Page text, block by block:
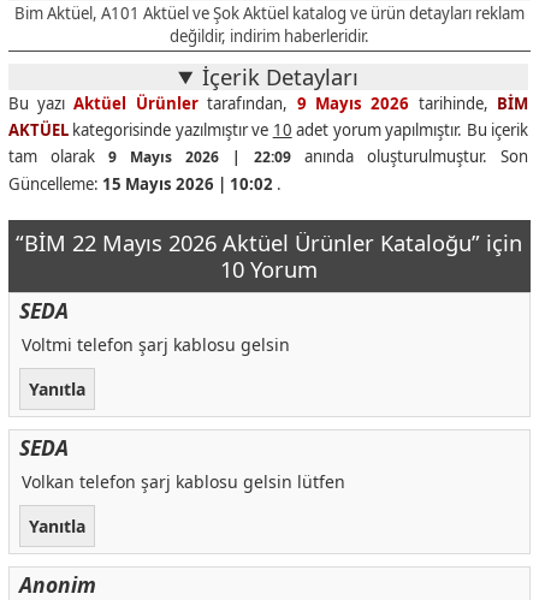
Bim Aktüel, A101 Aktüel ve Şok Aktüel katalog ve ürün detayları reklam
değildir, indirim haberleridir.
İçerik Detayları
Bu yazıAktüel Ürünlertarafından, 9 Mayıs 2026 tarihinde, BİM
AKTÜELkategorisinde yazılmıştır ve 10 adet yorum yapılmıştır. Bu içerik
tam olarak 9 Mayıs 2026 | 22:09anında oluşturulmuştur. Son
Güncelleme: 15 Mayıs 2026 | 10:02 .
“BİM 22 Mayıs 2026 Aktüel Ürünler Kataloğu” için
10 Yorum
SEDA
Voltmi telefon şarj kablosu gelsin
Yanıtla
SEDA
Volkan telefon şarj kablosu gelsin lütfen
Yanıtla
Anonim